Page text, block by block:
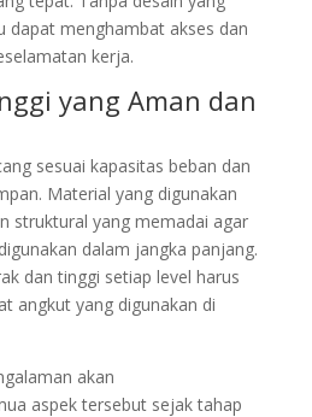
dapat menghambat akses dan
kerja.
yang Aman dan
sesuai kapasitas beban dan
Material yang digunakan
struktural yang memadai agar
dalam jangka panjang.
dan tinggi setiap level harus
angkut yang digunakan di
akan
aspek tersebut sejak tahap